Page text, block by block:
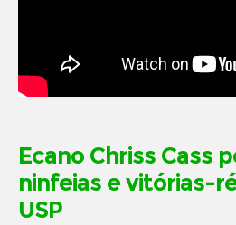
Ecano Chriss Cass
ninfeias e vitórias-
USP